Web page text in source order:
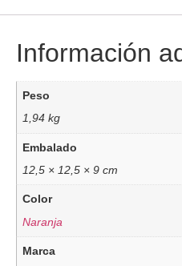
Información
Peso
1,94 kg
Embalado
12,5 × 12,5 × 9 cm
Color
Naranja
Marca